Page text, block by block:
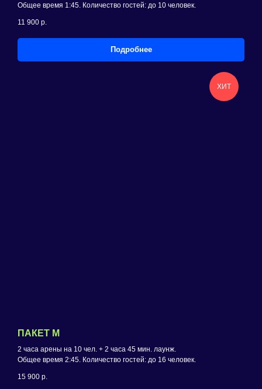
Общее время 1:45. Количество гостей: до 10 человек.
11 900 р.
Подробнее
ХИТ
ПАКЕТ M
2 часа арены на 10 чел. + 2 часа 45 мин. лаунж.
Общее время 2:45. Количество гостей: до 16 человек.
15 900 р.